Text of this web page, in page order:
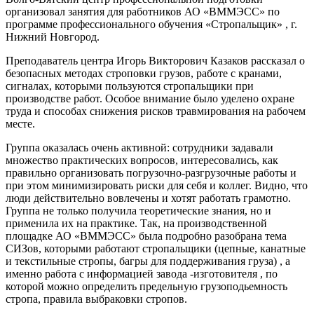
организовал занятия для работников АО «ВММЭСС» по
программе профессионального обучения «Стропальщик» , г.
Нижний Новгород.
Преподаватель центра Игорь Викторович Казаков рассказал о
безопасных методах строповки грузов, работе с кранами,
сигналах, которыми пользуются стропальщики при
производстве работ. Особое внимание было уделено охране
труда и способах снижения рисков травмирования на рабочем
месте.
Группа оказалась очень активной: сотрудники задавали
множество практических вопросов, интересовались, как
правильно организовать погрузочно‑разгрузочные работы и
при этом минимизировать риски для себя и коллег. Видно, что
люди действительно вовлечены и хотят работать грамотно.
Группа не только получила теоретические знания, но и
применила их на практике. Так, на производственной
площадке АО «ВММЭСС» была подробно разобрана тема
СИЗов, которыми работают стропальщики (цепные, канатные
и текстильные стропы, багры для поддерживания груза) , а
именно работа с информацией завода -изготовителя , по
которой можно определить предельную грузоподьемность
стропа, правила выбраковки стропов.